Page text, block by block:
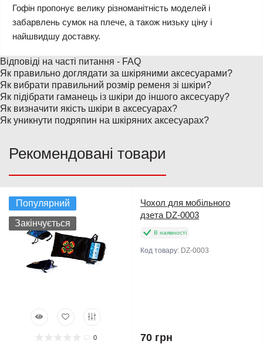
Гофін пропонує велику різноманітність моделей і
забарвлень сумок на плече, а також низьку ціну і
найшвидшу доставку.
Відповіді на часті питання - FAQ
Як правильно доглядати за шкіряними аксесуарами?
Як вибрати правильний розмір ременя зі шкіри?
Як підібрати гаманець із шкіри до іншого аксесуару?
Як визначити якість шкіри в аксесуарах?
Як уникнути подряпин на шкіряних аксесуарах?
Рекомендовані товари
Популярний
Закінчується
0
Чохол для мобільного
дзета DZ-0003
В наявності
Код товару: DZ-0003
70 грн